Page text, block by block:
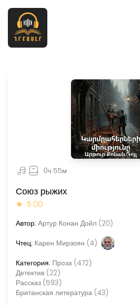
0ч 55м
Союз рыжих
★ 5.00
Автор: Артур Конан Дойл (20)
Чтец: Карен Мирзоян (4)
Категория: Проза (472)
Детектив (22)
Рассказ (593)
Британская литература (43)